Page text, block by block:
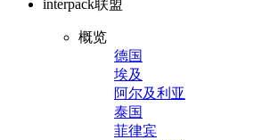
interpack联盟
概览
德国
埃及
阿尔及利亚
泰国
菲律宾